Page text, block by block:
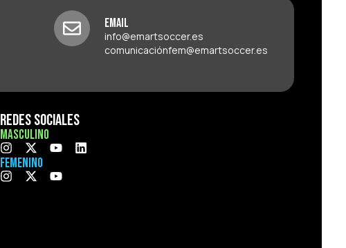
Email
info@emartsoccer.es
comunicaciónfem@emartsoccer.es
Redes Sociales
Masculino
Femenino